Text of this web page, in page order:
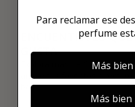
01
ENCUENTRA LO
GUSTA
Explora más de 600
añade tus favoritas
box.
Para reclamar ese
perfume
Más
Más bien